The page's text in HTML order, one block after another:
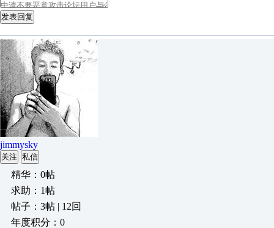
发表回复
jimmysky
关注 私信
精华：0帖
求助：1帖
帖子：3帖 | 12回
年度积分：0